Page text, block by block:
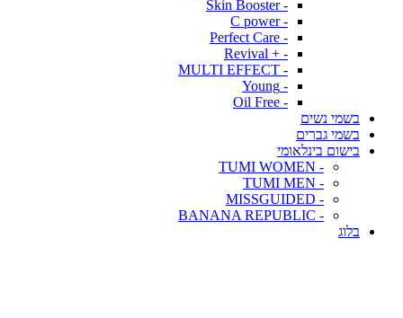
- Skin Booster
- C power
- Perfect Care
- + Revival
- MULTI EFFECT
- Young
- Oil Free
בשמי נשים
בשמי גברים
בישום בינלאומי
- TUMI WOMEN
- TUMI MEN
- MISSGUIDED
- BANANA REPUBLIC
בלוג